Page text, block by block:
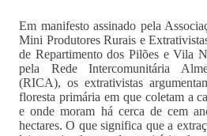
Em manifesto assinado pela
Mini Produtores Rurais e
de Repartimento dos Pilões e Vila
pela Rede Intercomunitária
(RICA), os extrativistas
floresta primária em que coletam a
e onde moram há cerca de cem
hectares. O que significa que a